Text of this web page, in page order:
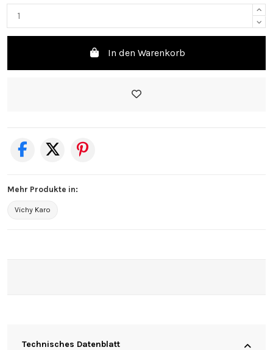
In den Warenkorb
Mehr Produkte in:
Vichy Karo
Technisches Datenblatt